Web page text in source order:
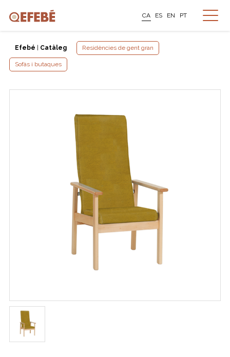
CA ES EN PT
Efebé Catàleg Residències de gent gran
Sofàs i butaques